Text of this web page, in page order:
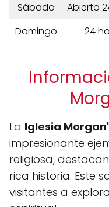
Sábado
Abierto
Domingo
24
La Iglesia
impresionante
religiosa,
rica historia. Este
visitantes a